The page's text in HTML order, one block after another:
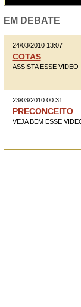
EM DEBATE
24/03/2010 13:07
COTAS
ASSISTA ESSE VIDEO
23/03/2010 00:31
PRECONCEITO
VEJA BEM ESSE